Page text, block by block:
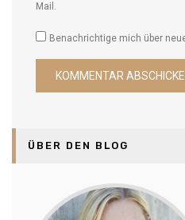
Mail.
Benachrichtige mich über
ÜBER DEN BLOG